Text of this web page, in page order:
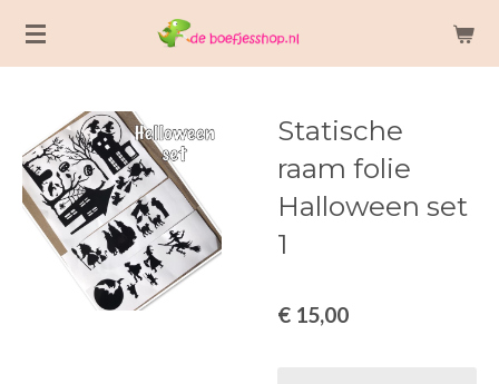
Ga
hoofdinhoud
Statische
raam folie
Halloween set
1
€ 15,00